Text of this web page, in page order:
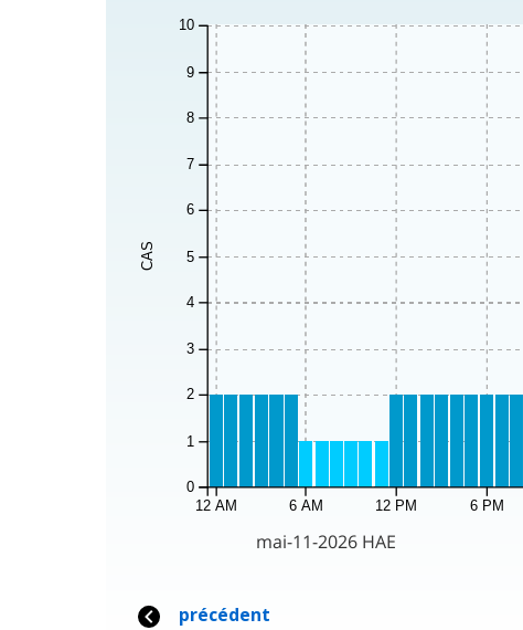
12 AM 6 AM 12 PM 6 PM
CAS
0
1
2
3
4
5
6
7
8
9
10
mai-11-2026 HAE
précédent